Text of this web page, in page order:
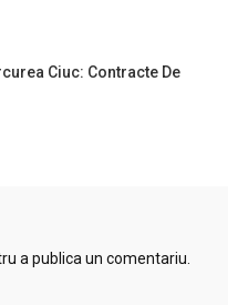
Ciuc: Contracte De
a publica un comentariu.